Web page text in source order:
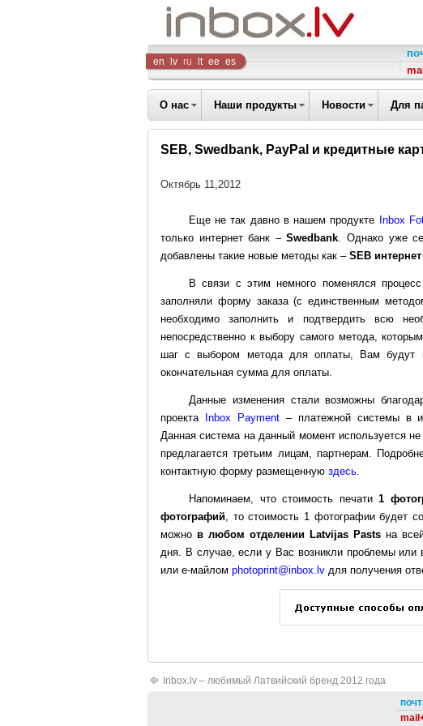
Inbox
Company
en lv ru lt ee es
О нас Наши продукты Новости Для
SEB, Swedbank, PayPal и кредитные
Октябрь 11,2012
Еще не так давно в нашем продукте Inbox
только интернет банк –Swedbank. Однако уже
добавлены такие новые методы как – SEB
В связи с этим немного поменялся
заполняли форму заказа (с единственным
необходимо заполнить и подтвердить всю
непосредственно к выбору самого метода,
шаг с выбором метода для оплаты, Вам будут
окончательная сумма для оплаты.
Данные изменения стали возможны
проекта
Inbox Payment– платежной системы в
Данная система на данный момент используется
предлагается третьим лицам, партнерам.
контактную форму размещенную здесь.
Напоминаем, что стоимость печати1
фотографий, то стоимость 1 фотографии будет
можно в любом отделении Latvijas Pastsна всей
дня. В случае, если у Вас возникли проблемы или
или е-майлом photoprint@inbox.lv для получения
Inbox.lv – любимый Латвийский бренд 2012 года